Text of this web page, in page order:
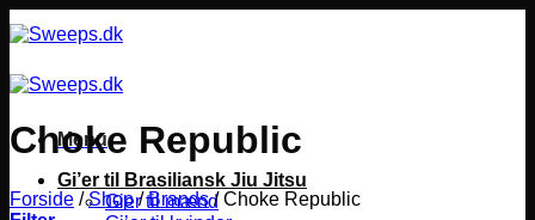
til
Menu
Gi’er til Brasiliansk Jiu Jitsu
Gier til mænd
Choke Republic
Forside / Shop / Brands /Choke Republic